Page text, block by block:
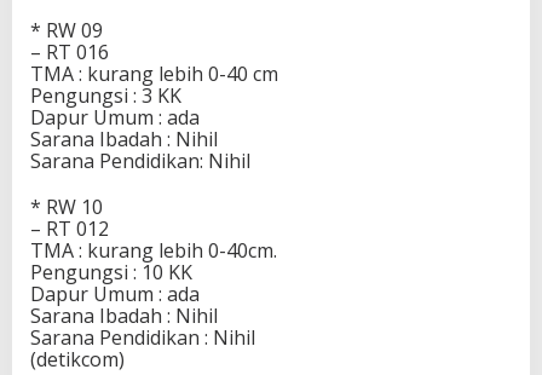
* RW 09
– RT 016
TMA : kurang lebih 0-40 cm
Pengungsi : 3 KK
Dapur Umum : ada
Sarana Ibadah : Nihil
Sarana Pendidikan: Nihil
* RW 10
– RT 012
TMA : kurang lebih 0-40cm.
Pengungsi : 10 KK
Dapur Umum : ada
Sarana Ibadah : Nihil
Sarana Pendidikan : Nihil
(detikcom)